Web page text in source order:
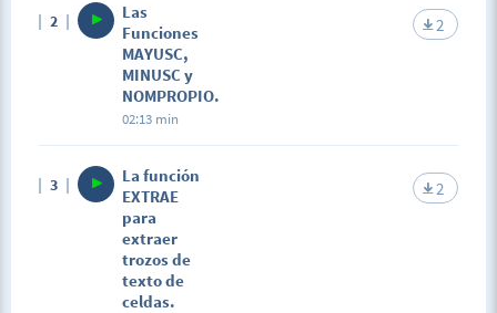
2
Las
Funciones
MAYUSC,
MINUSC y
NOMPROPIO.
02:13 min
2
3
La función
EXTRAE
para
extraer
trozos de
texto de
celdas.
2